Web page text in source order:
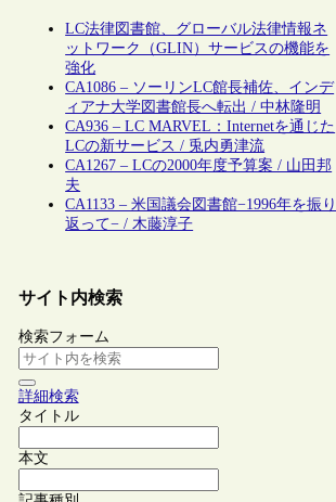
LC法律図書館、グローバル法律情報ネ
ットワーク（GLIN）サービスの機能を
強化
CA1086 – ソーリンLC館長補佐、インデ
ィアナ大学図書館長へ転出 / 中林隆明
CA936 – LC MARVEL：Internetを通じた
LCの新サービス / 兎内勇津流
CA1267 – LCの2000年度予算案 / 山田邦
夫
CA1133 – 米国議会図書館−1996年を振り
返って− / 木藤淳子
サイト内検索
検索フォーム
詳細検索
タイトル
本文